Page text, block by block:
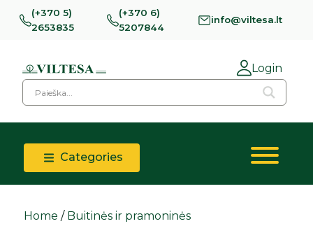
(+370 5)
2653835
(+370 6)
5207844
info@viltesa.lt
Login
Categories
Home / Buitinės ir pramoninės